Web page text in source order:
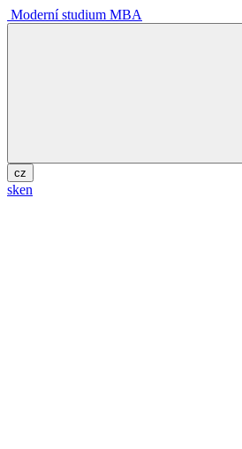
Moderní studium MBA
cz
sken